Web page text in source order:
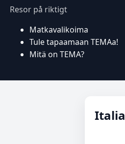
Resor på riktigt
Matkavalikoima
Tule tapaamaan TEMAa!
Mitä on TEMA?
Italia